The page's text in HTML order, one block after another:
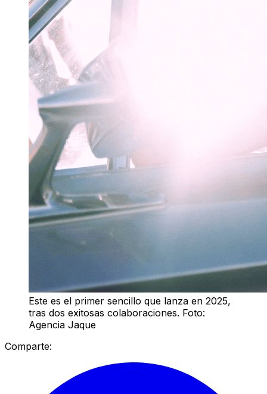
Este es el primer sencillo que lanza en 2025,
tras dos exitosas colaboraciones. Foto:
Agencia Jaque
Comparte: